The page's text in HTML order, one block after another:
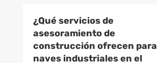
¿Qué servicios de
asesoramiento de
construcción ofrecen para
naves industriales en el